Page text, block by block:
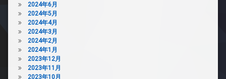
2024年6月
2024年5月
2024年4月
2024年3月
2024年2月
2024年1月
2023年12月
2023年11月
2023年10月